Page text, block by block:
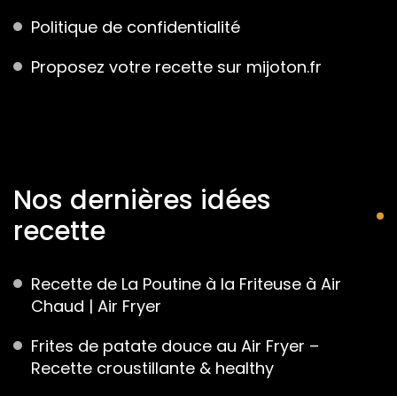
Politique de confidentialité
Proposez votre recette sur mijoton.fr
Nos dernières idées
recette
Recette de La Poutine à la Friteuse à Air
Chaud | Air Fryer
Frites de patate douce au Air Fryer –
Recette croustillante & healthy